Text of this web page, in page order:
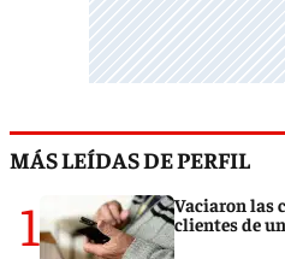
MÁS LEÍDAS DE PERFIL
1
Vaciaron las
clientes de